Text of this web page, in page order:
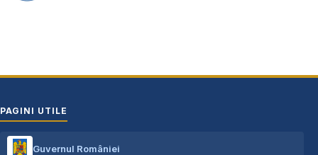
PAGINI UTILE
Guvernul României